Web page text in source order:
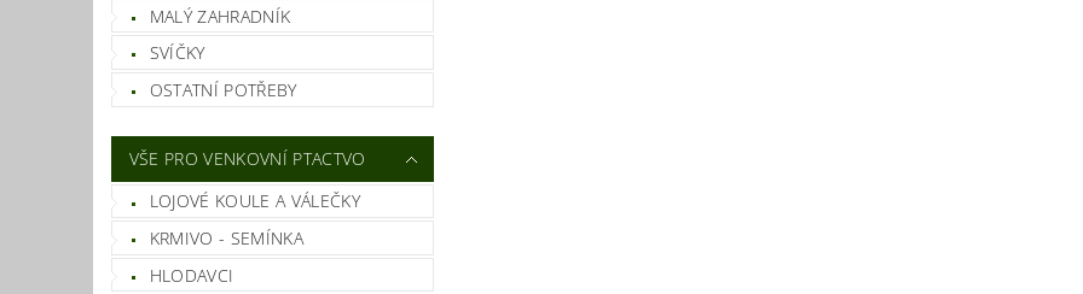
MALÝ ZAHRADNÍK
SVÍČKY
OSTATNÍ POTŘEBY
VŠE PRO VENKOVNÍ PTACTVO
LOJOVÉ KOULE A VÁLEČKY
KRMIVO - SEMÍNKA
HLODAVCI